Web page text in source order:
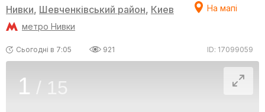
Нивки, Шевченківський район, Киев
На мапі
метро Нивки
Сьогодні в 7:05 921 ID: 17099059
1 / 15